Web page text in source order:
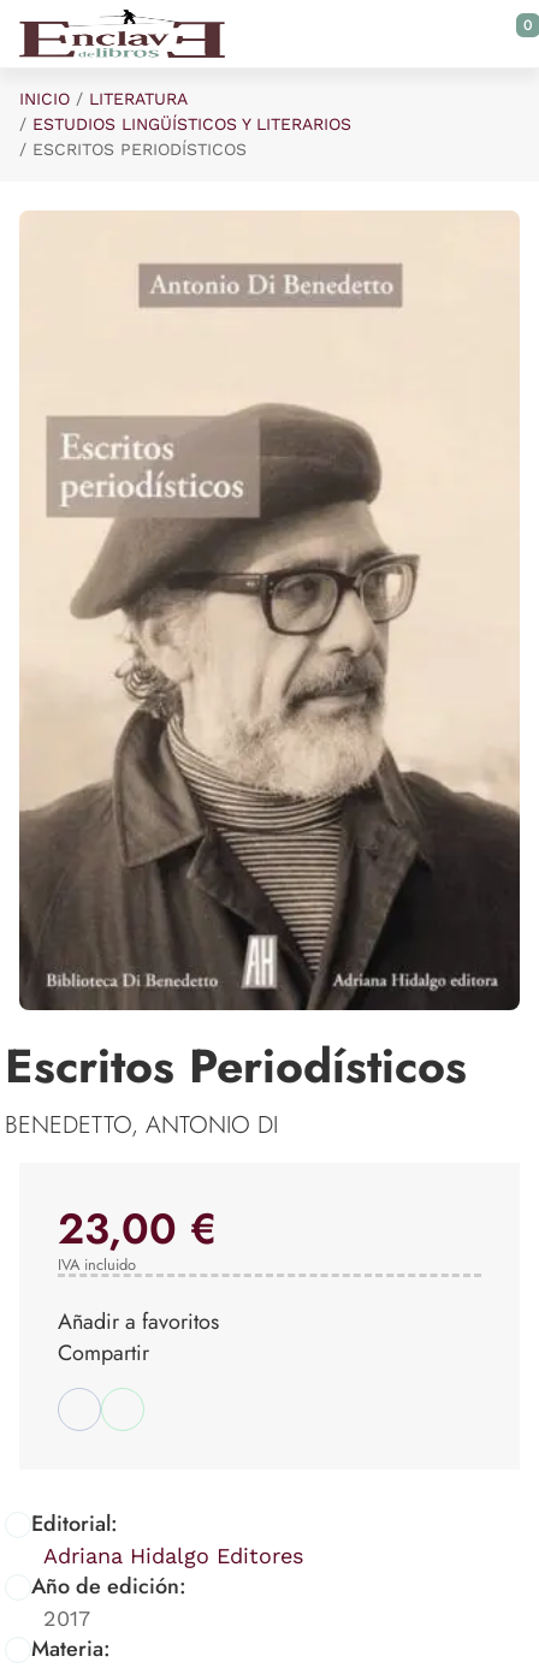
Saltar al contenido principal
0
INICIO
LITERATURA
ESTUDIOS LINGÜÍSTICOS Y LITERARIOS
ESCRITOS PERIODÍSTICOS
Escritos Periodísticos
BENEDETTO, ANTONIO DI
Editorial:
Adriana Hidalgo Editores
Año de edición:
2017
Materia:
23,00 €
IVA incluido
Añadir a favoritos
Compartir